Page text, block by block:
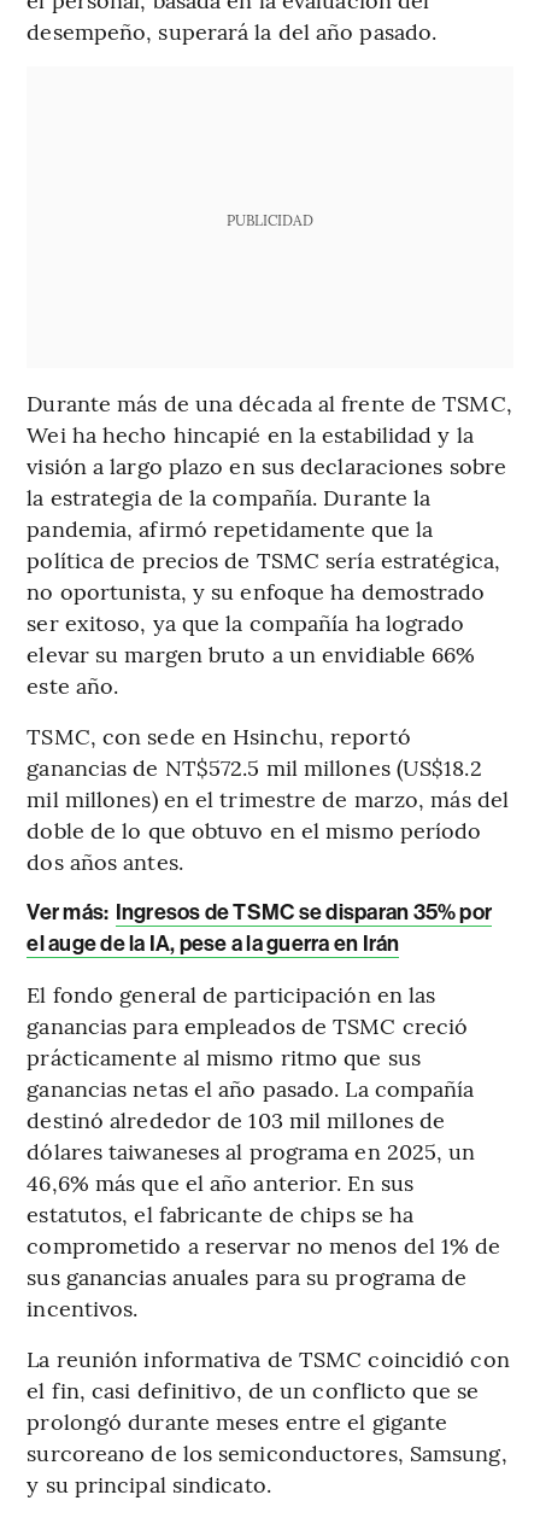
desempeño, superará la del año pasado.
PUBLICIDAD
Durante más de una década al frente de TSMC,
Wei ha hecho hincapié en la estabilidad y la
visión a largo plazo en sus declaraciones sobre
la estrategia de la compañía. Durante la
pandemia, afirmó repetidamente que la
política de precios de TSMC sería estratégica,
no oportunista, y su enfoque ha demostrado
ser exitoso, ya que la compañía ha logrado
elevar su margen bruto a un envidiable 66%
este año.
TSMC, con sede en Hsinchu, reportó
ganancias de NT$572.5 mil millones (US$18.2
mil millones) en el trimestre de marzo, más del
doble de lo que obtuvo en el mismo período
dos años antes.
Ver más: Ingresos de TSMC se disparan 35% por
el auge de la IA, pese a la guerra en Irán
El fondo general de participación en las
ganancias para empleados de TSMC creció
prácticamente al mismo ritmo que sus
ganancias netas el año pasado. La compañía
destinó alrededor de 103 mil millones de
dólares taiwaneses al programa en 2025, un
46,6% más que el año anterior. En sus
estatutos, el fabricante de chips se ha
comprometido a reservar no menos del 1% de
sus ganancias anuales para su programa de
incentivos.
La reunión informativa de TSMC coincidió con
el fin, casi definitivo, de un conflicto que se
prolongó durante meses entre el gigante
surcoreano de los semiconductores, Samsung,
y su principal sindicato.